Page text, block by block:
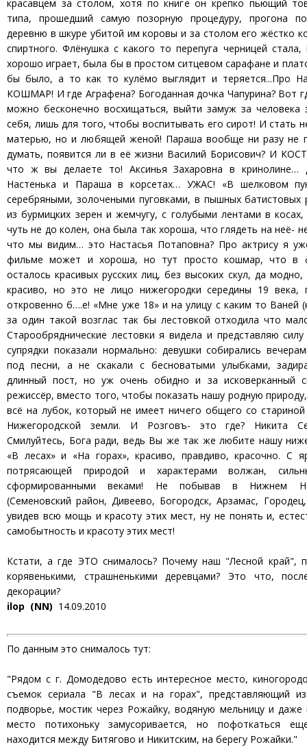
красавцем за столом, хотя по книге он крепко пьющий
типа, прошедший самую позорную процедуру, прогона
деревню в шкуре убитой им коровы и за столом его жёстко
спиртного. Флёнушка с какого то перепуга черницей
хорошо играет, была бы в простом ситцевом сарафане и
бы было, а то как то кулёмо выглядит и теряется...Про
КОШМАР! И где Аграфена? Богоданная дочка Чапурина? Вот
можно бесконечно восхищаться, выйти замуж за человека
себя, лишь для того, чтобы воспитывать его сирот! И стать
матерью, но и любящей женой! Параша вообще ни разу не
думать, появится ли в её жизни Василий Борисович?
что ж вы делаете то! Аксинья Захаровна в кринолине…
Настенька и Параша в корсетах… УЖАС! «В шелковом
серебряными, золочеными пуговками, в пышных батистовых
из бурмицких зерен и жемчугу, с голубыми лентами в
чуть не до колен, она была так хороша, что глядеть на неё-
что мы видим… это Настасья Потаповна? Про актрису я
фильме может и хороша, но тут просто кошмар, что в
осталось красивых русских лиц, без высоких скул, да
красиво, но это не лицо нижегородки середины 19 века,
откровенно б….е! «Мне уже 18» и на улицу с каким то Ваней
за один такой возглас так бы лестовкой отходила что
Старообряднические лестовки я видела и представляю
супрядки показали нормально: девушки собирались
под песни, а не скакали с бесноватыми улыбками,
длинный пост, но уж очень обидно и за
режиссёр, вместо того, чтобы показать нашу родную
всё на лубок, который не имеет ничего общего со
Нижегородской земли. И Розговъ- это где? Никита
Смилуйтесь, Бога ради, ведь Вы же так же любите нашу
«В лесах» и «На горах», красиво, правдиво, красочно. С
потрясающей природой и характерами волжан,
сформированными веками! Не побывав в Нижнем
(Семеновский район, Дивеево, Богородск, Арзамас,
увидев всю мощь и красоту этих мест, ну не понять и,
самобытность и красоту этих мест!
Кстати, а где ЭТО снималось? Почему наш "Лесной край",
корявенькими, страшненькими деревцами? Это что,
декорации?
ilop (NN) 14.09.2010
По данным это снималось тут:
"Рядом с г. Домодедово есть интересное место,
съемок сериала "В лесах и на горах", представляющий из
подворье, мостик через Рожайку, водяную мельницу и даже
место потихоньку замусоривается, но пофоткаться
находится между Битягово и Никитским, на берегу Рожайки."